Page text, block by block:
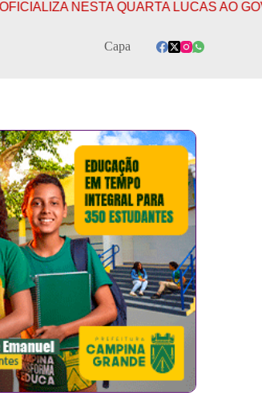
LUCAS AO GOVERNO E JOÃO E
Capa